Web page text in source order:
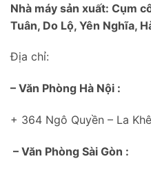
Nhà máy sản xuất: Cụm
Tuân, Do Lộ, Yên Nghĩa,
Địa chỉ:
– Văn Phòng Hà Nội :
+ 364 Ngô Quyền – La
– Văn Phòng Sài Gòn :